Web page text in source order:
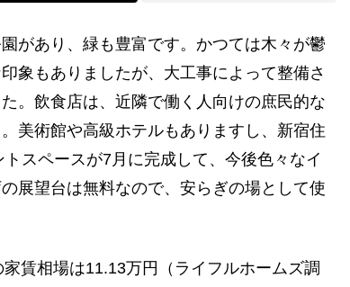
があり、緑も豊富です。かつては木々が鬱
象もありましたが、大工事によって整備さ
。飲食店は、近隣で働く人向けの庶民的な
美術館や高級ホテルもありますし、新宿住
スペースが7月に完成して、今後色々なイ
展望台は無料なので、安らぎの場として使
賃相場は11.13万円（ライフルホームズ調